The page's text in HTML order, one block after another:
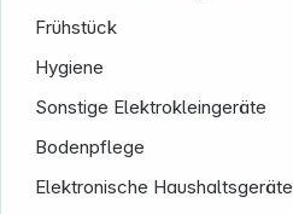
Frühstück
Hygiene
Sonstige Elektrokleingeräte
Bodenpflege
Elektronische Haushaltsgeräte
Service